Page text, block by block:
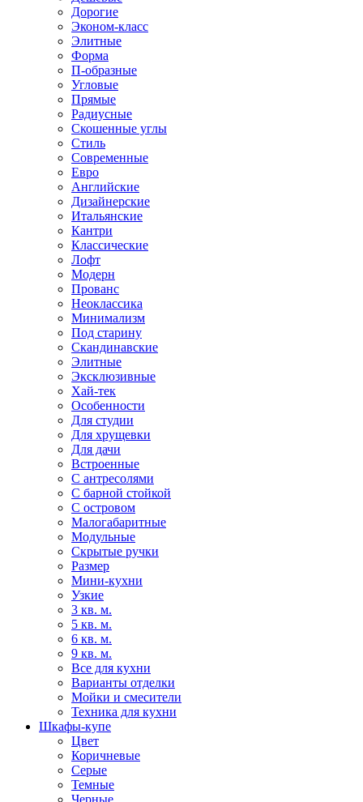
Дорогие
Эконом-класс
Элитные
Форма
П-образные
Угловые
Прямые
Радиусные
Скошенные углы
Стиль
Современные
Евро
Английские
Дизайнерские
Итальянские
Кантри
Классические
Лофт
Модерн
Прованс
Неоклассика
Минимализм
Под старину
Скандинавские
Элитные
Эксклюзивные
Хай-тек
Особенности
Для студии
Для хрущевки
Для дачи
Встроенные
С антресолями
С барной стойкой
С островом
Малогабаритные
Модульные
Скрытые ручки
Размер
Мини-кухни
Узкие
3 кв. м.
5 кв. м.
6 кв. м.
9 кв. м.
Все для кухни
Варианты отделки
Мойки и смесители
Техника для кухни
Шкафы-купе
Цвет
Коричневые
Серые
Темные
Черные